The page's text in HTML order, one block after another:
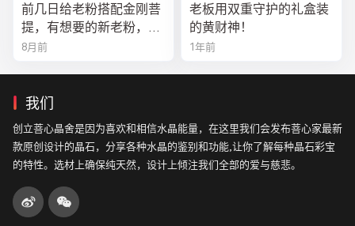
前几日给老粉搭配金刚菩
提，有想要的新老粉，都
可以来排队
8月前
老板用双重守护的礼盒装
的黄财神！
1年前
我们
创立菩心晶舍是因为喜欢和相信水晶能量，在这里我们会发布菩心家最新
款原创设计的晶石，分享各种水晶的鉴别和功能,让你了解每种晶石彩宝
的特性。选材上确保纯天然，设计上倾注我们全部的爱与慈悲。